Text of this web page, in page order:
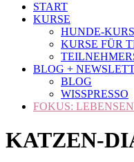
START
KURSE
HUNDE-
KURSE FÜR
BLOG +
BLOG
WISSPRESSO
FOKUS:
KATZEN-